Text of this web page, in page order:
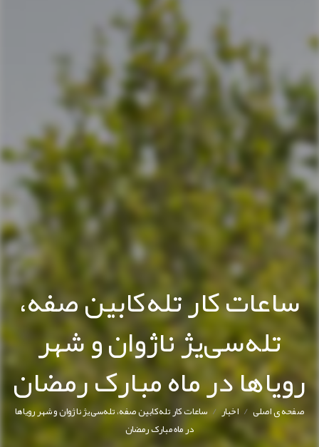
ساعات کار تله‌کابین صفه،
تله‌سی‌یژ ناژوان و شهر
رویاها در ماه مبارک رمضان
صفحه ی اصلی/ اخبار/ساعات کار تله‌کابین صفه، تله‌سی‌یژ ناژوان و شهر رویاها
در ماه مبارک رمضان